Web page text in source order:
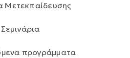
Μετεκπαίδευσης
Σεμινάρια
προγράμματα